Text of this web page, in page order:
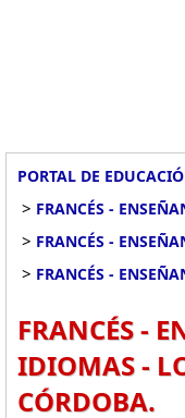
PORTAL DE
> FRANCÉS -
> FRANCÉS -
> FRANCÉS -
FRANCÉS -
IDIOMAS -
CÓRDOBA.